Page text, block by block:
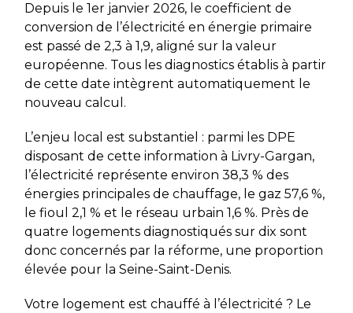
Depuis le 1er janvier 2026, le coefficient de
conversion de l’électricité en énergie primaire
est passé de 2,3 à 1,9, aligné sur la valeur
européenne. Tous les diagnostics établis à partir
de cette date intègrent automatiquement le
nouveau calcul.
L’enjeu local est substantiel : parmi les DPE
disposant de cette information à Livry-Gargan,
l’électricité représente environ 38,3 % des
énergies principales de chauffage, le gaz 57,6 %,
le fioul 2,1 % et le réseau urbain 1,6 %. Près de
quatre logements diagnostiqués sur dix sont
donc concernés par la réforme, une proportion
élevée pour la Seine-Saint-Denis.
Votre logement est chauffé à l’électricité ? Le